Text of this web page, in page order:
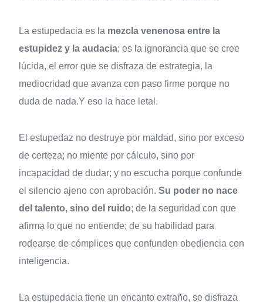
La estupedacia es la mezcla venenosa entre la
estupidez y la audacia; es la ignorancia que se cree
lúcida, el error que se disfraza de estrategia, la
mediocridad que avanza con paso firme porque no
duda de nada.Y eso la hace letal.
El estupedaz no destruye por maldad, sino por exceso
de certeza; no miente por cálculo, sino por
incapacidad de dudar; y no escucha porque confunde
el silencio ajeno con aprobación. Su poder no nace
del talento, sino del ruido; de la seguridad con que
afirma lo que no entiende; de su habilidad para
rodearse de cómplices que confunden obediencia con
inteligencia.
La estupedacia tiene un encanto extraño, se disfraza